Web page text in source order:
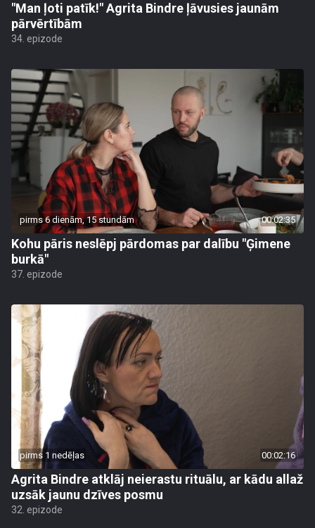
"Man ļoti patīk!" Agrita Bindre ļāvusies jaunām
pārvērtībām
34. epizode
pirms 6 dienām, 15 stundām 00:02:35
Kohu pāris neslēpj pārdomas par dalību "Ģimene
burkā"
37. epizode
pirms 1 nedēļas 00:02:16
Agrita Bindre atklāj neierastu rituālu, ar kādu allaž
uzsāk jaunu dzīves posmu
32. epizode